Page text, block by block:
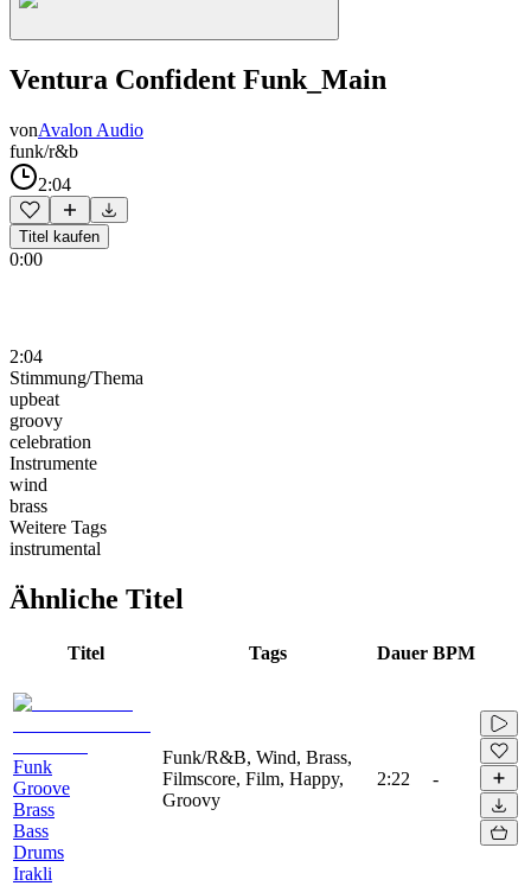
Ventura Confident Funk_Main
vonAvalon Audio
funk/r&b
2:04
Titel kaufen
0:00
2:04
Stimmung/Thema
upbeat
groovy
celebration
Instrumente
wind
brass
Weitere Tags
instrumental
Ähnliche Titel
Titel Tags Dauer BPM
Funk
Groove
Brass
Bass
Drums
Irakli
Funk/R&B, Wind, Brass,
Filmscore, Film, Happy,
Groovy
2:22 -